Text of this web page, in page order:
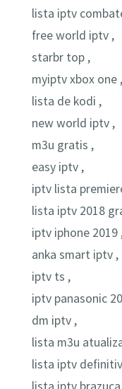
lista iptv
free world iptv ,
starbr top ,
myiptv xbox one ,
lista de kodi ,
new world iptv ,
m3u gratis ,
easy iptv ,
iptv lista
lista iptv 2018
iptv iphone 2019
anka smart iptv ,
iptv ts ,
iptv panasonic
dm iptv ,
lista m3u
lista iptv